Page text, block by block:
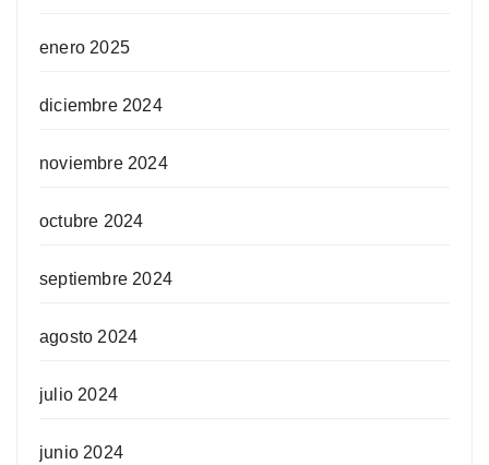
enero 2025
diciembre 2024
noviembre 2024
octubre 2024
septiembre 2024
agosto 2024
julio 2024
junio 2024